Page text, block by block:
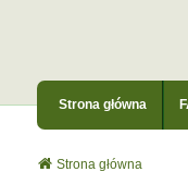
Strona główna
Strona główna